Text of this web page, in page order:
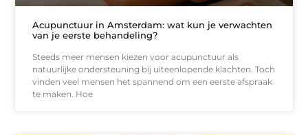
Acupunctuur in Amsterdam: wat kun je verwachten
van je eerste behandeling?
Steeds meer mensen kiezen voor acupunctuur als
natuurlijke ondersteuning bij uiteenlopende klachten. Toch
vinden veel mensen het spannend om een eerste afspraak
te maken. Hoe